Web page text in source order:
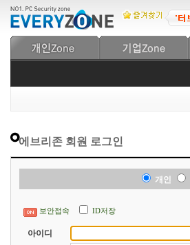
에브리존 회원 로그인
개인
보안접속 ID저장
아이디